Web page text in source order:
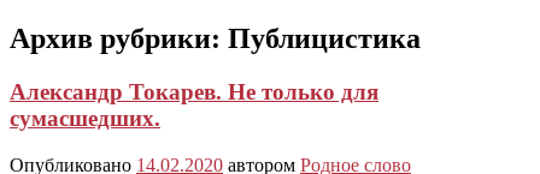
Архив рубрики: Публицистика
Александр Токарев. Не только для
сумасшедших.
Опубликовано 14.02.2020 автором Родное слово